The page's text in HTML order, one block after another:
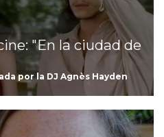
"En la ciudad de
por la DJ Agnès Hayden